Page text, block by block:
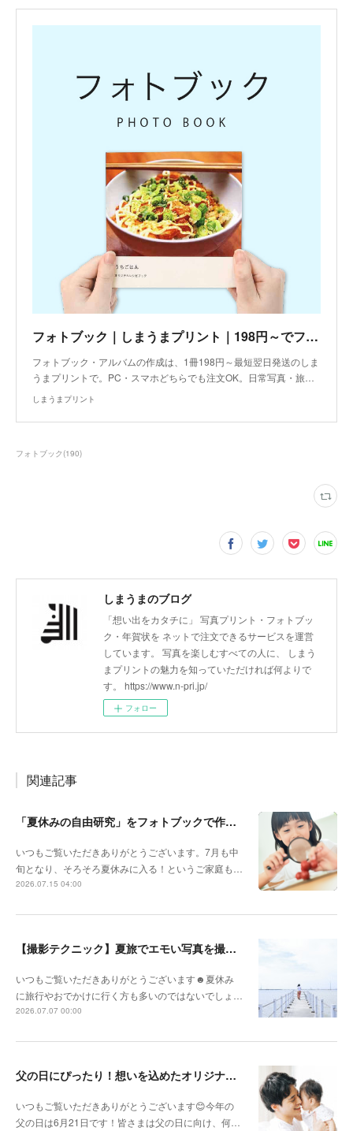
フォトブック｜しまうまプリント｜198円～でフォトアルバムを作成
フォトブック・アルバムの作成は、1冊198円～最短翌日発送のしま
うまプリントで。PC・スマホどちらでも注文OK。日常写真・旅…
しまうまプリント
フォトブック (190)
しまうまのブログ
「想い出をカタチに」 写真プリント・フォトブッ
ク・年賀状を ネットで注文できるサービスを運営
しています。 写真を楽しむすべての人に、 しまう
まプリントの魅力を知っていただければ何よりで
す。 https://www.n-pri.jp/
フォロー
関連記事
「夏休みの自由研究」をフォトブックで作ろう🔎
いつもご覧いただきありがとうございます。7月も中
旬となり、そろそろ夏休みに入る！というご家庭も…
2026.07.15 04:00
【撮影テクニック】夏旅でエモい写真を撮るポイント！
いつもご覧いただきありがとうございます☻夏休み
に旅行やおでかけに行く方も多いのではないでしょ…
2026.07.07 00:00
父の日にぴったり！想いを込めたオリジナルギフトを贈ろう🎁
いつもご覧いただきありがとうございます😊今年の
父の日は6月21日です！皆さまは父の日に向け、何…